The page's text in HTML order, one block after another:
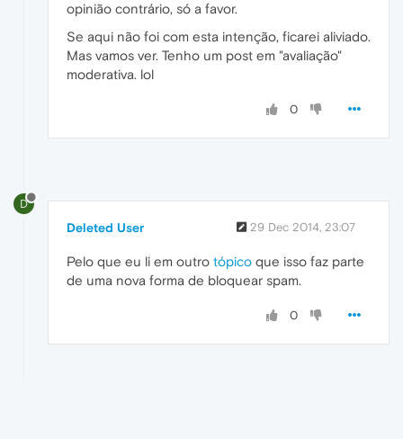
opinião contrário, só a favor.
Se aqui não foi com esta intenção, ficarei aliviado.
Mas vamos ver. Tenho um post em "avaliação"
moderativa. lol
0
D
Deleted User 29 Dec 2014, 23:07
Pelo que eu li em outro tópico que isso faz parte
de uma nova forma de bloquear spam.
0